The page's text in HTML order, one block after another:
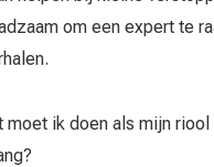
om een expert te
moet ik doen als mijn